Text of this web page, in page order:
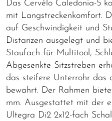
Das Cervélo Caledonia-5
mit Langstreckenkomfort.
auf Geschwindigkeit und
Distanzen ausgelegt und
Staufach für Multitool,
Abgesenkte Sitzstreben
das steifere Unterrohr das
bewahrt. Der Rahmen
mm. Ausgestattet mit der
Ultegra Di2 2x12-fach